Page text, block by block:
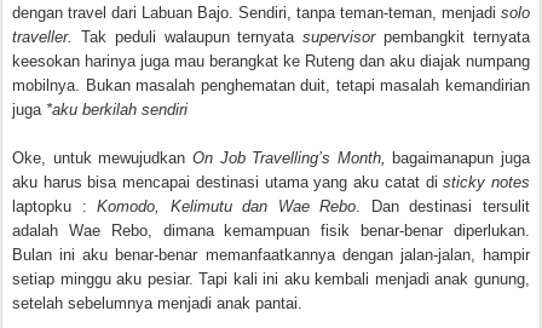
dengan travel dari Labuan Bajo. Sendiri, tanpa teman-teman, menjadi solo
traveller. Tak peduli walaupun ternyatasupervisorpembangkit ternyata
keesokan harinya juga mau berangkat ke Ruteng dan aku diajak numpang
mobilnya. Bukan masalah penghematan duit, tetapi masalah kemandirian
juga *aku berkilah sendiri
Oke, untuk mewujudkan On Job Travelling’s Month, bagaimanapun juga
aku harus bisa mencapai destinasi utama yang aku catat disticky notes
laptopku :Komodo, Kelimutu dan Wae Rebo. Dan destinasi tersulit
adalah Wae Rebo, dimana kemampuan fisik benar-benar diperlukan.
Bulan ini aku benar-benar memanfaatkannya dengan jalan-jalan, hampir
setiap minggu aku pesiar. Tapi kali ini aku kembali menjadi anak gunung,
setelah sebelumnya menjadi anak pantai.